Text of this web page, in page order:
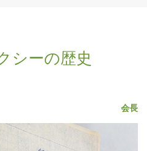
シーの歴史
会長